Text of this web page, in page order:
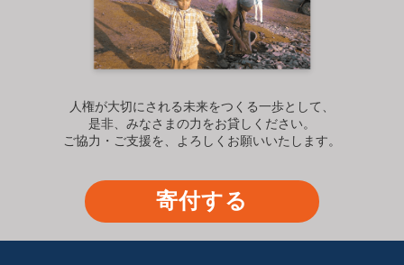
人権が大切にされる未来をつくる一歩として、
是非、みなさまの力をお貸しください。
ご協力・ご支援を、よろしくお願いいたします。
寄付する